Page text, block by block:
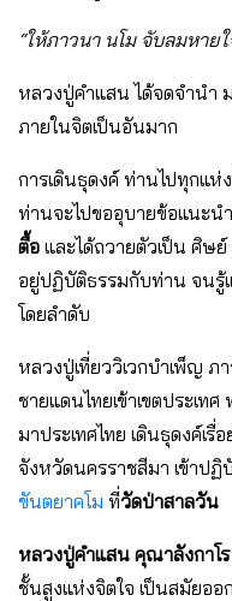
“ให้ภาวนา นโม จับลมหาย
หลวงปู่คําแสน ได้จดจํานํา
ภายในจิตเป็นอันมาก
การเดินธุดงค์ ท่านไปทุกแ
ท่านจะไปขออุบายข้อแนะนํ
ตื้อ และได้ถวายตัวเป็น ศิษย์
อยู่ปฏิบัติธรรมกับท่าน จนรู้
โดยลําดับ
หลวงปู่เที่ยววิเวกบําเพ็ญ ภ
ชายแดนไทยเข้าเขตประเท
มาประเทศไทย เดินธุดงค์เ
จังหวัดนครราชสีมา เข้าป
ขันตยาคโม ที่วัดป่าสาลวัน
หลวงปู่คําแสน คุณาลังกาโร
ชั้นสูงแห่งจิตใจ เป็นสมัยออ